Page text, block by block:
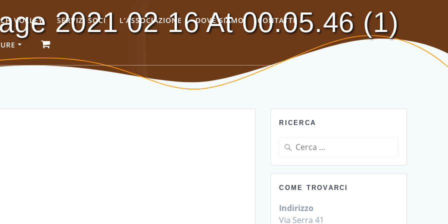
VOLLEY SERVIZI SOCI L’ASSOCIAZIONE DOVE SIAMO CONTATTI
2021 02 16 At 00.05.46 (1)
RICERCA
Ricerca
COME TROVARCI
Indirizzo
Via Serra 41